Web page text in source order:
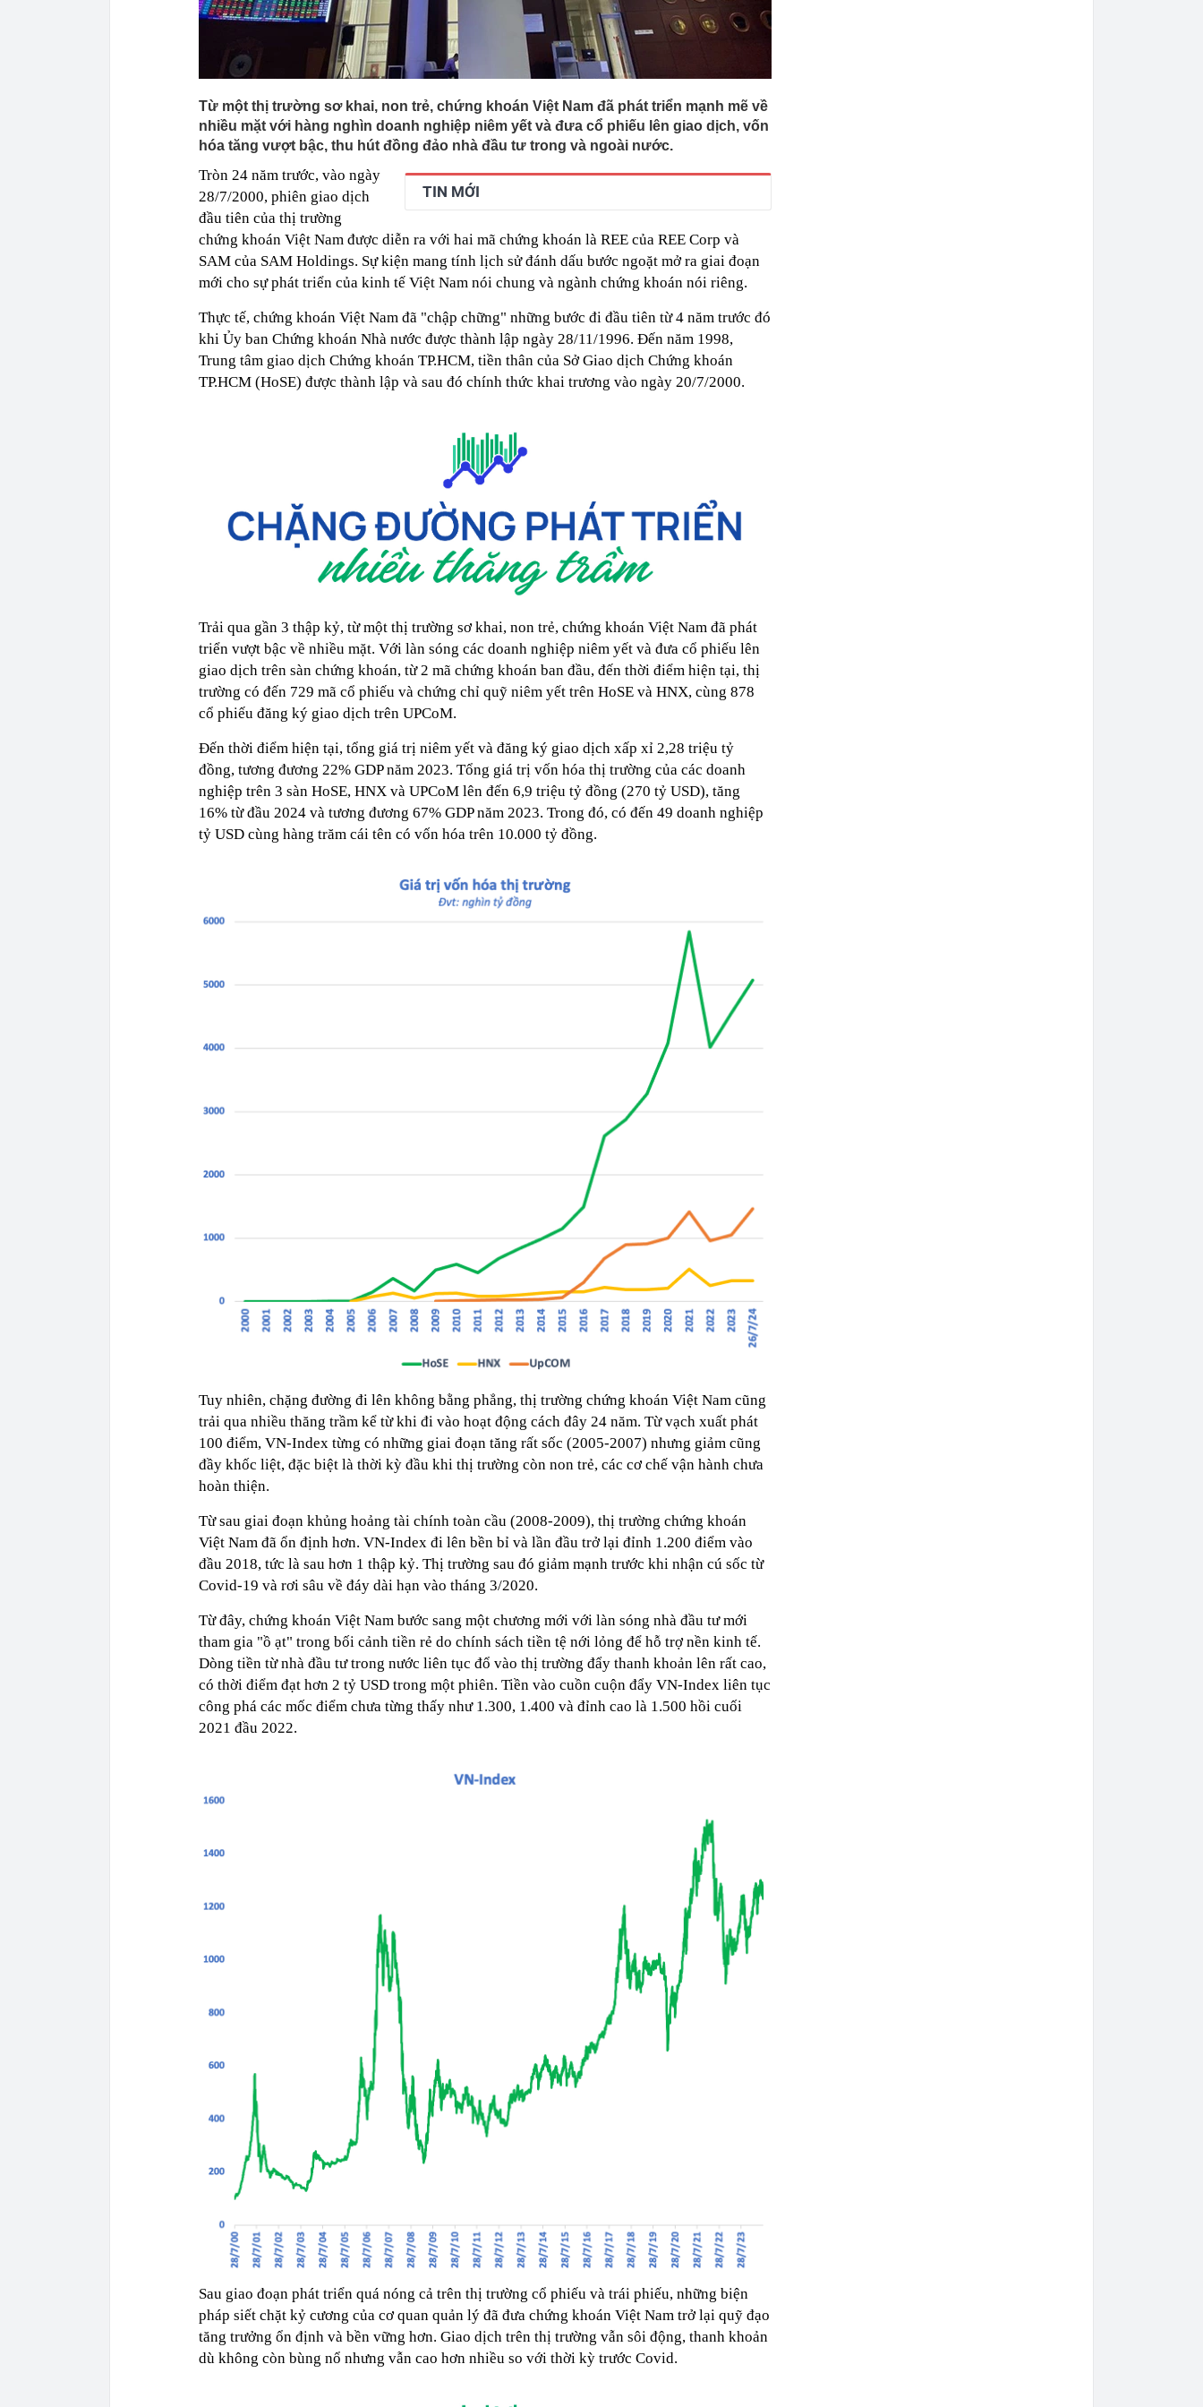
Từ một thị trường sơ khai, non trẻ, chứng khoán Việt Nam đã phát triển mạnh mẽ về
nhiều mặt với hàng nghìn doanh nghiệp niêm yết và đưa cổ phiếu lên giao dịch, vốn
hóa tăng vượt bậc, thu hút đồng đảo nhà đầu tư trong và ngoài nước.
TIN MỚI
Tròn 24 năm trước, vào ngày
28/7/2000, phiên giao dịch
đầu tiên của thị trường
chứng khoán Việt Nam được diễn ra với hai mã chứng khoán là REE của REE Corp và
SAM của SAM Holdings. Sự kiện mang tính lịch sử đánh dấu bước ngoặt mở ra giai đoạn
mới cho sự phát triển của kinh tế Việt Nam nói chung và ngành chứng khoán nói riêng.
Thực tế, chứng khoán Việt Nam đã "chập chững" những bước đi đầu tiên từ 4 năm trước đó
khi Ủy ban Chứng khoán Nhà nước được thành lập ngày 28/11/1996. Đến năm 1998,
Trung tâm giao dịch Chứng khoán TP.HCM, tiền thân của Sở Giao dịch Chứng khoán
TP.HCM (HoSE) được thành lập và sau đó chính thức khai trương vào ngày 20/7/2000.
Trải qua gần 3 thập kỷ, từ một thị trường sơ khai, non trẻ, chứng khoán Việt Nam đã phát
triển vượt bậc về nhiều mặt. Với làn sóng các doanh nghiệp niêm yết và đưa cổ phiếu lên
giao dịch trên sàn chứng khoán, từ 2 mã chứng khoán ban đầu, đến thời điểm hiện tại, thị
trường có đến 729 mã cổ phiếu và chứng chỉ quỹ niêm yết trên HoSE và HNX, cùng 878
cổ phiếu đăng ký giao dịch trên UPCoM.
Đến thời điểm hiện tại, tổng giá trị niêm yết và đăng ký giao dịch xấp xỉ 2,28 triệu tỷ
đồng, tương đương 22% GDP năm 2023. Tổng giá trị vốn hóa thị trường của các doanh
nghiệp trên 3 sàn HoSE, HNX và UPCoM lên đến 6,9 triệu tỷ đồng (270 tỷ USD), tăng
16% từ đầu 2024 và tương đương 67% GDP năm 2023. Trong đó, có đến 49 doanh nghiệp
tỷ USD cùng hàng trăm cái tên có vốn hóa trên 10.000 tỷ đồng.
Tuy nhiên, chặng đường đi lên không bằng phẳng, thị trường chứng khoán Việt Nam cũng
trải qua nhiều thăng trầm kể từ khi đi vào hoạt động cách đây 24 năm. Từ vạch xuất phát
100 điểm, VN-Index từng có những giai đoạn tăng rất sốc (2005-2007) nhưng giảm cũng
đầy khốc liệt, đặc biệt là thời kỳ đầu khi thị trường còn non trẻ, các cơ chế vận hành chưa
hoàn thiện.
Từ sau giai đoạn khủng hoảng tài chính toàn cầu (2008-2009), thị trường chứng khoán
Việt Nam đã ổn định hơn. VN-Index đi lên bền bỉ và lần đầu trở lại đỉnh 1.200 điểm vào
đầu 2018, tức là sau hơn 1 thập kỷ. Thị trường sau đó giảm mạnh trước khi nhận cú sốc từ
Covid-19 và rơi sâu về đáy dài hạn vào tháng 3/2020.
Từ đây, chứng khoán Việt Nam bước sang một chương mới với làn sóng nhà đầu tư mới
tham gia "ồ ạt" trong bối cảnh tiền rẻ do chính sách tiền tệ nới lỏng để hỗ trợ nền kinh tế.
Dòng tiền từ nhà đầu tư trong nước liên tục đổ vào thị trường đẩy thanh khoản lên rất cao,
có thời điểm đạt hơn 2 tỷ USD trong một phiên. Tiền vào cuồn cuộn đẩy VN-Index liên tục
công phá các mốc điểm chưa từng thấy như 1.300, 1.400 và đỉnh cao là 1.500 hồi cuối
2021 đầu 2022.
Sau giao đoạn phát triển quá nóng cả trên thị trường cổ phiếu và trái phiếu, những biện
pháp siết chặt kỷ cương của cơ quan quản lý đã đưa chứng khoán Việt Nam trở lại quỹ đạo
tăng trưởng ổn định và bền vững hơn. Giao dịch trên thị trường vẫn sôi động, thanh khoản
dù không còn bùng nổ nhưng vẫn cao hơn nhiều so với thời kỳ trước Covid.